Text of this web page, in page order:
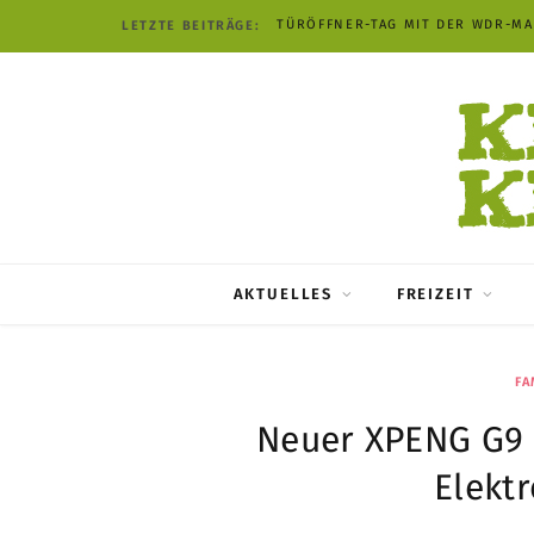
LETZTE BEITRÄGE: TÜRÖFFNER-TAG MIT DER WDR-
AKTUELLES FREIZEIT
Neuer XPENG